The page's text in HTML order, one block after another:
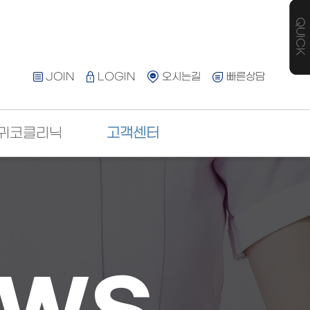
JOIN LOGIN 오시는길 빠른상담
코클리닉 고객센터